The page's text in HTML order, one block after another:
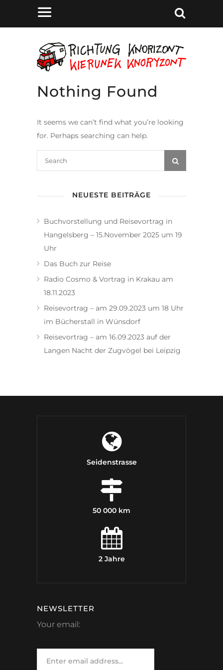
Nothing Found
It seems we can’t find what you’re looking
for. Perhaps searching can help.
NEUESTE BEITRÄGE
Buchvorstellung und Reisevortrag in
Hangelsberg – 15.November 2025 um 19
Uhr
Das Buch zur Reise
Radio Cosmo & Vortrag in Krakau am
18.11.2023
Reisevortrag – am 29.09.2023 um 18 Uhr
im Bücherstall in Wünsdorf
Reisevortrag – am 16.09.2023 auf der
Langen Nacht der Zugvögel bei Leipzig
Seidenstrasse
50 000 km
2 Jahre
NEWSLETTER
Your email: